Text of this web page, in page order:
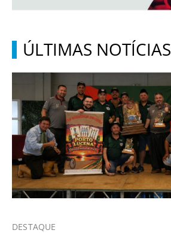
ÚLTIMAS NOTÍCIAS
DESTAQUE